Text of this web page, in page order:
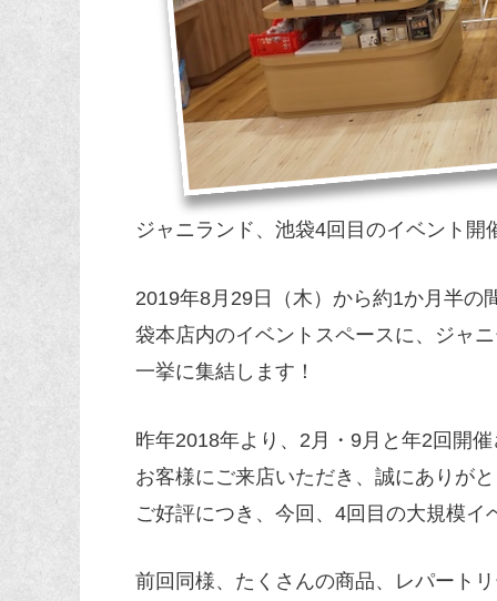
ジャニランド、池袋4回目のイベント開
2019年8月29日（木）から約1か月半の
袋本店内のイベントスペースに、ジャ
一挙に集結します！
昨年2018年より、2月・9月と年2回開
お客様にご来店いただき、誠にありが
ご好評につき、今回、4回目の大規模
前回同様、たくさんの商品、レパート